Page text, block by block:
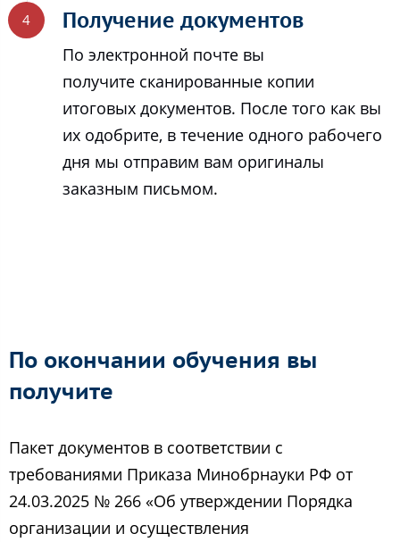
Получение документов
По электронной почте вы
получите сканированные копии
итоговых документов. После того как вы
их одобрите, в течение одного рабочего
дня мы отправим вам оригиналы
заказным письмом.
По окончании обучения вы
получите
Пакет документов в соответствии с
требованиями Приказа Минобрнауки РФ от
24.03.2025 № 266 «Об утверждении Порядка
организации и осуществления